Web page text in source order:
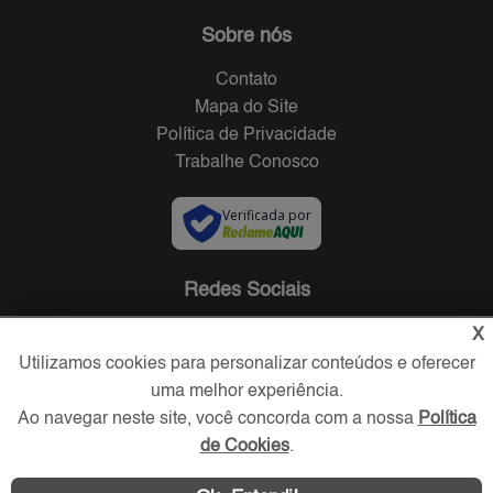
Sobre nós
Contato
Mapa do Site
Política de Privacidade
Trabalhe Conosco
Verificada por
Redes Sociais
X
Utilizamos cookies para personalizar conteúdos e oferecer
uma melhor experiência.
Ao navegar neste site, você concorda com a nossa Política
de Cookies.